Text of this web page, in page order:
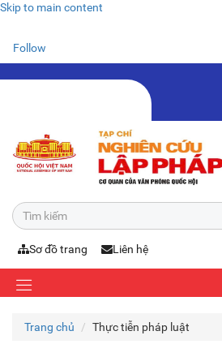
Skip to main content
Follow
Sơ đồ trang Liên hệ
Trang chủ Thực tiễn pháp luật